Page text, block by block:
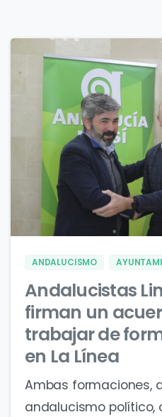
ANDALUCISMO
Andalucistas
firman un
trabajar de
en La Línea
Ambas formaciones,
andalucismo político,